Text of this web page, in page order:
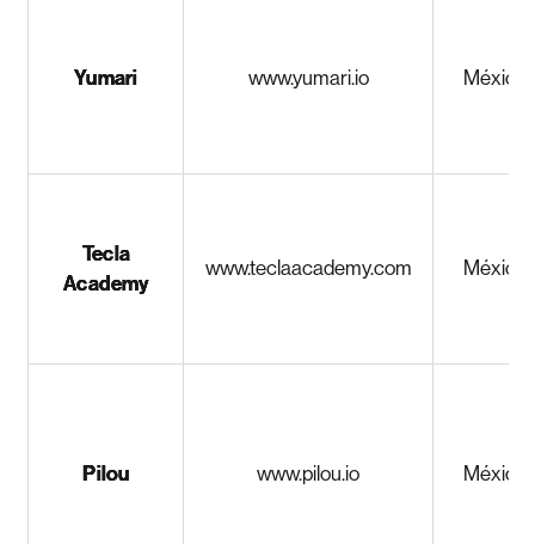
Yumari www.yumari.io México
Tecla
Academy
www.teclaacademy.com México
Pilou www.pilou.io México